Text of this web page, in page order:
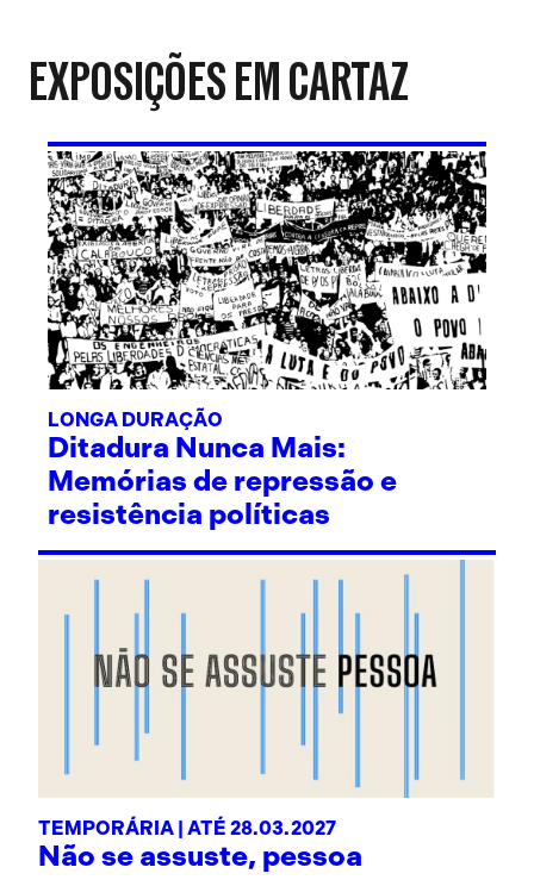
EXPOSIÇÕES EM CARTAZ
LONGA DURAÇÃO
Ditadura Nunca Mais:
Memórias de repressão e
resistência políticas
TEMPORÁRIA | ATÉ 28.03.2027
Não se assuste, pessoa